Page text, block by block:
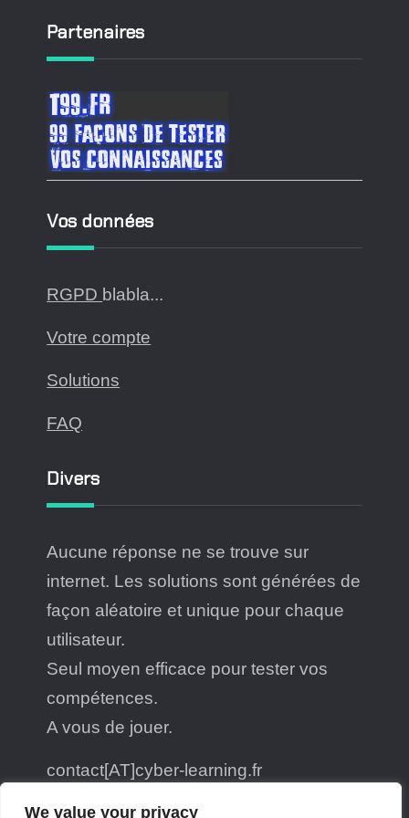
We value your privacy
Partenaires
Vos données
RGPD blabla...
Votre compte
Solutions
FAQ
Divers
Aucune réponse ne se trouve sur
internet. Les solutions sont générées de
façon aléatoire et unique pour chaque
utilisateur.
Seul moyen efficace pour tester vos
compétences.
A vous de jouer.
contact[AT]cyber-learning.fr